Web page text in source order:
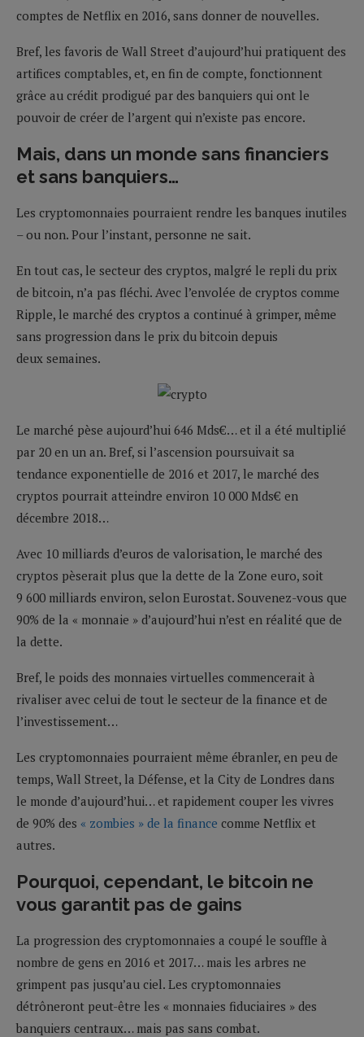
comptes de Netflix en 2016, sans donner de nouvelles.
Bref, les favoris de Wall Street d’aujourd’hui pratiquent des
artifices comptables, et, en fin de compte, fonctionnent
grâce au crédit prodigué par des banquiers qui ont le
pouvoir de créer de l’argent qui n’existe pas encore.
Mais, dans un monde sans financiers
et sans banquiers…
Les cryptomonnaies pourraient rendre les banques inutiles
– ou non. Pour l’instant, personne ne sait.
En tout cas, le secteur des cryptos, malgré le repli du prix
de bitcoin, n’a pas fléchi. Avec l’envolée de cryptos comme
Ripple, le marché des cryptos a continué à grimper, même
sans progression dans le prix du bitcoin depuis
deux semaines.
Le marché pèse aujourd’hui 646 Mds€… et il a été multiplié
par 20 en un an. Bref, si l’ascension poursuivait sa
tendance exponentielle de 2016 et 2017, le marché des
cryptos pourrait atteindre environ 10 000 Mds€ en
décembre 2018…
Avec 10 milliards d’euros de valorisation, le marché des
cryptos pèserait plus que la dette de la Zone euro, soit
9 600 milliards environ, selon Eurostat. Souvenez-vous que
90% de la « monnaie » d’aujourd’hui n’est en réalité que de
la dette.
Bref, le poids des monnaies virtuelles commencerait à
rivaliser avec celui de tout le secteur de la finance et de
l’investissement…
Les cryptomonnaies pourraient même ébranler, en peu de
temps, Wall Street, la Défense, et la City de Londres dans
le monde d’aujourd’hui… et rapidement couper les vivres
de 90% des « zombies » de la finance comme Netflix et
autres.
Pourquoi, cependant, le bitcoin ne
vous garantit pas de gains
La progression des cryptomonnaies a coupé le souffle à
nombre de gens en 2016 et 2017… mais les arbres ne
grimpent pas jusqu’au ciel. Les cryptomonnaies
détrôneront peut-être les « monnaies fiduciaires » des
banquiers centraux… mais pas sans combat.